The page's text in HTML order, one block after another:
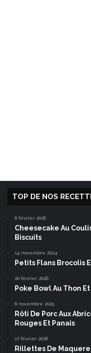
TOP DE NOS
6 février 2026
Cheesecake Au
Biscuits
14 novembre 2024
Petits Flans Brocolis
20 février 2026
Poke Bowl Au Thon
6 novembre 2025
Rôti De Porc Aux
Rouges Et Panais
17 février 2026
Rillettes De